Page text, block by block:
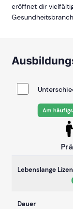
eröffnet dir
Am
Lebenslange
Dauer